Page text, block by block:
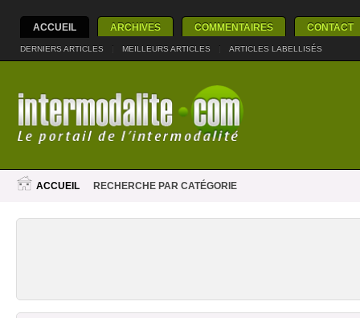
ACCUEIL ARCHIVES COMMENTAIRES CONTACT
DERNIERS ARTICLES | MEILLEURS ARTICLES | ARTICLES LABELLISÉS
ACCUEIL RECHERCHE PAR CATÉGORIE